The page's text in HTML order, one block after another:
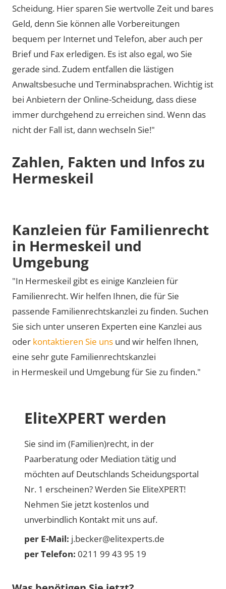
Scheidung. Hier sparen Sie wertvolle Zeit und bares
Geld, denn Sie können alle Vorbereitungen
bequem per Internet und Telefon, aber auch per
Brief und Fax erledigen. Es ist also egal, wo Sie
gerade sind. Zudem entfallen die lästigen
Anwaltsbesuche und Terminabsprachen. Wichtig ist
bei Anbietern der Online-Scheidung, dass diese
immer durchgehend zu erreichen sind. Wenn das
nicht der Fall ist, dann wechseln Sie!"
Zahlen, Fakten und Infos zu
Hermeskeil
Kanzleien für Familienrecht
in Hermeskeil und
Umgebung
"In Hermeskeil gibt es einige Kanzleien für
Familienrecht. Wir helfen Ihnen, die für Sie
passende Familienrechtskanzlei zu finden. Suchen
Sie sich unter unseren Experten eine Kanzlei aus
oder kontaktieren Sie uns und wir helfen Ihnen,
eine sehr gute Familienrechtskanzlei
in Hermeskeil und Umgebung für Sie zu finden."
EliteXPERT werden
Sie sind im (Familien)recht, in der
Paarberatung oder Mediation tätig und
möchten auf Deutschlands Scheidungsportal
Nr. 1 erscheinen? Werden Sie EliteXPERT!
Nehmen Sie jetzt kostenlos und
unverbindlich Kontakt mit uns auf.
per E-Mail: j.becker@elitexperts.de
per Telefon: 0211 99 43 95 19